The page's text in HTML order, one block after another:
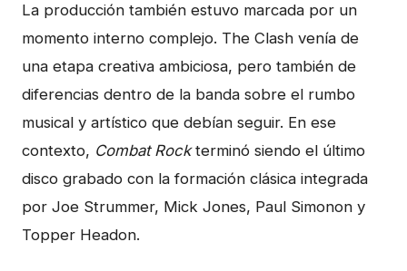
La producción también estuvo marcada por un
momento interno complejo. The Clash venía de
una etapa creativa ambiciosa, pero también de
diferencias dentro de la banda sobre el rumbo
musical y artístico que debían seguir. En ese
contexto, Combat Rockterminó siendo el último
disco grabado con la formación clásica integrada
por Joe Strummer, Mick Jones, Paul Simonon y
Topper Headon.